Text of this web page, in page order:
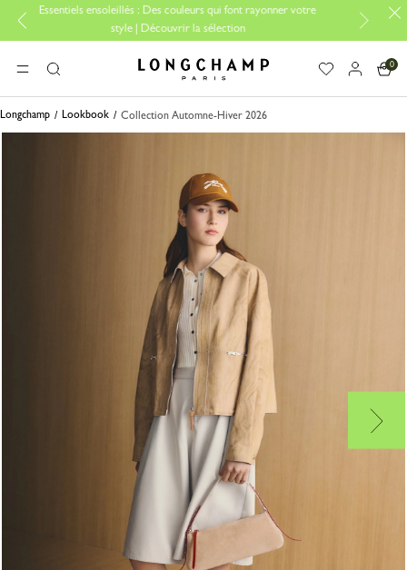
ensoleillés : Des couleurs qui font rayonner votre
style | Découvrir la sélection
Essentiels de
MENURechercher Longchamp - Accueil
0
Longchamp Lookbook Collection Automne-Hiver 2026